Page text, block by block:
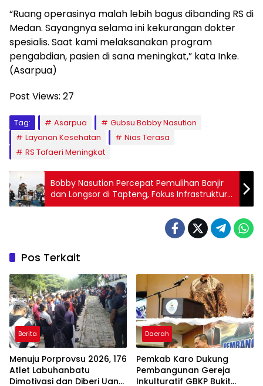
“Ruang operasinya malah lebih bagus dibanding RS di
Medan. Sayangnya selama ini kekurangan dokter
spesialis. Saat kami melaksanakan program
pengabdian, pasien di sana meningkat,” kata Inke.
(Asarpua)
Post Views: 27
Tag: Asarpua
Gubsu Bobby Nasution
Layanan Kesehatan
Nias Terasa
RS Tafaeri Meningkat
Bobby Nasution Percepat Pemulihan Banjir
dan Longsor di Tapteng, Fokus Infrastruktur
dan Huntap
Pos Terkait
Berita
Menuju Porprovsu 2026, 176
Atlet Labuhanbatu
Dimotivasi dan Diberi Uang
Daerah
Pemkab Karo Dukung
Pembangunan Gereja
Inkulturatif GBKP Bukit